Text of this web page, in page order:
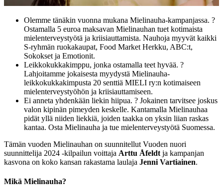
Olemme tänäkin vuonna mukana Mielinauha-kampanjassa. ?
Ostamalla 5 euroa maksavan Mielinauhan tuet kotimaista
mielenterveystyötä ja kriisiauttamista. Nauhoja myyvät kaikki
S-ryhmän ruokakaupat, Food Market Herkku, ABC:t,
Sokokset ja Emotionit.
Leikkokukkakimppu, jonka ostamalla teet hyvää. ?
Lahjoitamme jokaisesta myydystä Mielinauha-
leikkokukkakimpusta 20 senttiä MIELI ry:n kotimaiseen
mielenterveystyöhön ja kriisiauttamiseen.
Ei anneta yhdenkään liekin hiipua. ? Jokainen tarvitsee joskus
valon kipinän pimeyden keskelle. Kantamalla Mielinauhaa
pidät yllä niiden liekkiä, joiden taakka on yksin liian raskas
kantaa. Osta Mielinauha ja tue mielenterveystyötä Suomessa.
Tämän vuoden Mielinauhan on suunnitellut Vuoden nuori
suunnittelija 2024 -kilpailun voittaja Arttu Åfeldt ja kampanjan
kasvona on koko kansan rakastama laulaja Jenni Vartiainen.
Mikä Mielinauha?